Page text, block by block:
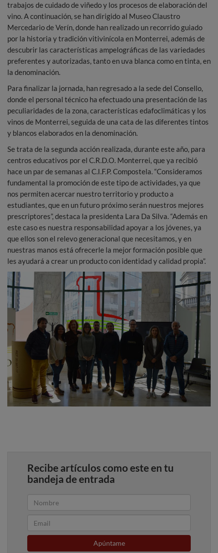
trabajos de cuidado de viñedo y los procesos de elaboración del
vino. A continuación, se han dirigido al Museo Claustro
Mercedario de Verín, donde han realizado un recorrido guiado
por la historia y tradición vitivinícola en Monterrei, además de
descubrir las características ampelográficas de las variedades
preferentes y autorizadas, tanto en uva blanca como en tinta, en
la denominación.
Para finalizar la jornada, han regresado a la sede del Consello,
donde el personal técnico ha efectuado una presentación de las
peculiaridades de la zona, características edafoclimáticas y los
vinos de Monterrei, seguida de una cata de las diferentes tintos
y blancos elaborados en la denominación.
Se trata de la segunda acción realizada, durante este año, para
centros educativos por el C.R.D.O. Monterrei, que ya recibió
hace un par de semanas al C.I.F.P. Compostela. “Consideramos
fundamental la promoción de este tipo de actividades, ya que
nos permiten acercar nuestro territorio y producto a
estudiantes, que en un futuro próximo serán nuestros mejores
prescriptores”, destaca la presidenta Lara Da Silva. “Además en
este caso es nuestra responsabilidad apoyar a los jóvenes, ya
que ellos son el relevo generacional que necesitamos, y en
nuestras manos está ofrecerle la mejor formación posible que
les ayudará a crear un producto con identidad y calidad propia”.
Recibe artículos como este en tu
bandeja de entrada
Apúntame